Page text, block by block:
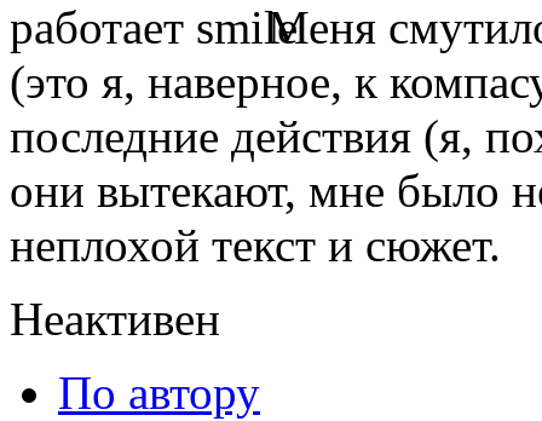
работает
Меня
(это я, наверное, к
последние действия (я,
они вытекают, мне было
неплохой текст и сюжет.
Неактивен
По автору